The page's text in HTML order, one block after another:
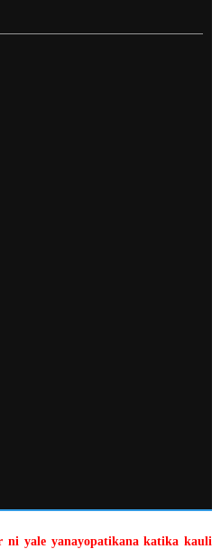
yale yanayopatikana katika kauli